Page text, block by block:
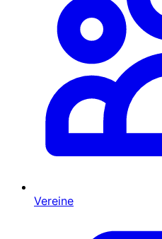
Vereine